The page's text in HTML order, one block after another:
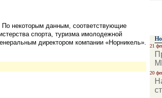
некоторым данным, соответствующие
спорта, туризма имолодежной
директором компании «Норникель».
21
20